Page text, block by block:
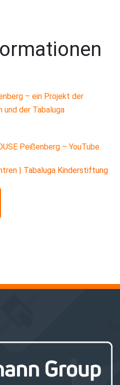
– ein Projekt der
und der Tabaluga
Peißenberg – YouTube
| Tabaluga Kinderstiftung